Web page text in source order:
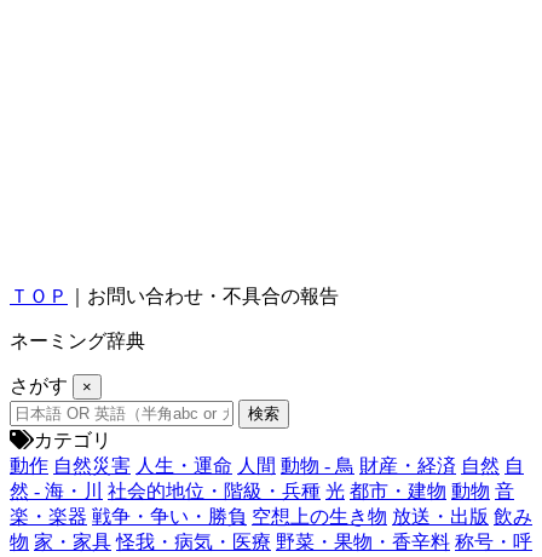
ＴＯＰ ｜お問い合わせ・不具合の報告
ネーミング辞典
さがす ×
カテゴリ
動作 自然災害 人生・運命 人間 動物 - 鳥 財産・経済 自然 自
然 - 海・川
社会的地位・階級・兵種 光 都市・建物 動物 音
楽・楽器 戦争・争い・勝負 空想上の生き物 放送・出版 飲み
物 家・家具 怪我・病気・医療 野菜・果物・香辛料 称号・呼